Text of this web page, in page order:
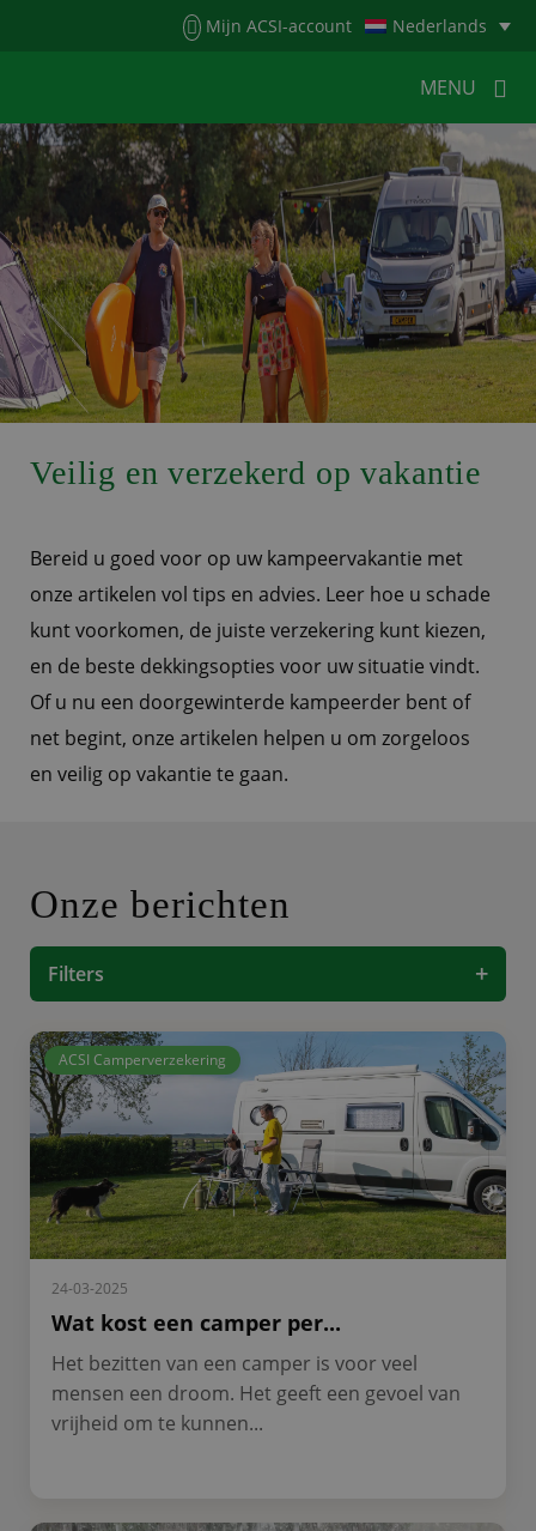
Mijn ACSI-account Nederlands
MENU
MENUMENU
HOME VOOR KAMPEERDERS
VOOR CAMPINGSKAMPEERNIEUWS
ACSI WEBSHOP WERKEN BIJ ACSI
CONTACT
Veilig en verzekerd op vakantie
Bereid u goed voor op uw kampeervakantie met
onze artikelen vol tips en advies. Leer hoe u schade
kunt voorkomen, de juiste verzekering kunt kiezen,
en de beste dekkingsopties voor uw situatie vindt.
Of u nu een doorgewinterde kampeerder bent of
net begint, onze artikelen helpen u om zorgeloos
en veilig op vakantie te gaan.
Onze berichten
Filters +
ACSI Camperverzekering
24-03-2025
Wat kost een camper per...
Het bezitten van een camper is voor veel
mensen een droom. Het geeft een gevoel van
vrijheid om te kunnen...